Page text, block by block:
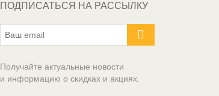
ПОДПИСАТЬСЯ НА РАССЫЛКУ
Получайте актуальные новости
и информацию о скидках и акциях.